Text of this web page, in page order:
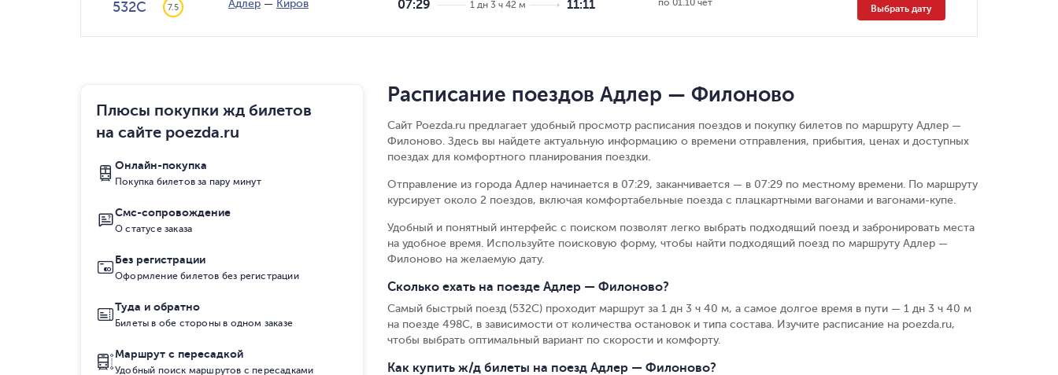
532С 7.5 Адлер — Киров 07:29 1 дн 3 ч 42 м 11:11 по 01.10 чет
Выбрать дату
Расписание поездов Адлер — Филоново
Сайт Poezda.ru предлагает удобный просмотр расписания поездов и покупку билетов по маршруту Адлер —
Филоново. Здесь вы найдете актуальную информацию о времени отправления, прибытия, ценах и доступных
поездах для комфортного планирования поездки.
Отправление из города Адлер начинается в 07:29, заканчивается — в 07:29 по местному времени. По маршруту
курсирует около 2 поездов, включая комфортабельные поезда с плацкартными вагонами и вагонами-купе.
Удобный и понятный интерфейс с поиском позволят легко выбрать подходящий поезд и забронировать места
на удобное время. Используйте поисковую форму, чтобы найти подходящий поезд по маршруту Адлер —
Филоново на желаемую дату.
Сколько ехать на поезде Адлер — Филоново?
Самый быстрый поезд (532С) проходит маршрут за 1 дн 3 ч 40 м, а самое долгое время в пути — 1 дн 3 ч 40 м
на поезде 498С, в зависимости от количества остановок и типа состава. Изучите расписание на poezda.ru,
чтобы выбрать оптимальный вариант по скорости и комфорту.
Как купить ж/д билеты на поезд Адлер — Филоново?
Плюсы покупки жд билетов
на сайте poezda.ru
Онлайн-покупка
Покупка билетов за пару минут
Смс-сопровождение
О статусе заказа
Без регистрации
Оформление билетов без регистрации
Туда и обратно
Билеты в обе стороны в одном заказе
Маршрут с пересадкой
Удобный поиск маршрутов с пересадками